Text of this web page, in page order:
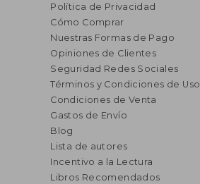
Política de Privacidad
Cómo Comprar
Nuestras Formas de Pago
Opiniones de Clientes
Seguridad Redes Sociales
Términos y Condiciones de Uso
Condiciones de Venta
Gastos de Envío
Blog
Lista de autores
Incentivo a la Lectura
Libros Recomendados